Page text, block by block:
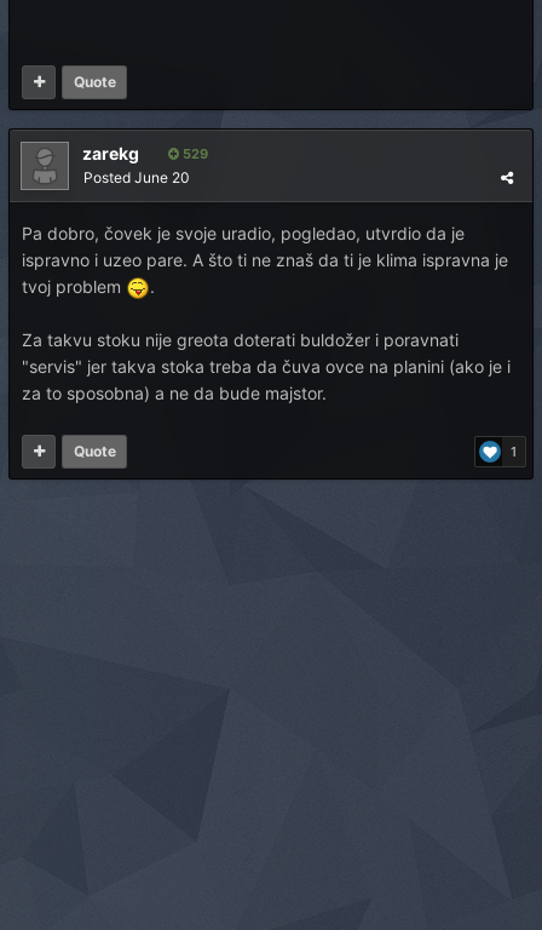
Quote
zarekg 529
Posted June 20
Pa dobro, čovek je svoje uradio, pogledao, utvrdio da je
ispravno i uzeo pare. A što ti ne znaš da ti je klima ispravna je
tvoj problem
.
Za takvu stoku nije greota doterati buldožer i poravnati
"servis" jer takva stoka treba da čuva ovce na planini (ako je i
za to sposobna) a ne da bude majstor.
1
Quote